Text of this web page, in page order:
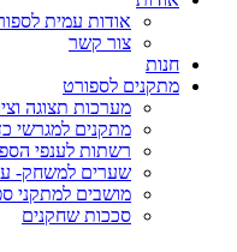
אודות עמית
צור קשר
חנות
מתקנים לספורט
מערכות תצוגה
מתקנים למגרשי
רשתות לענפי
שערים למשחק-
מושבים למתקני
סככות שחקנים